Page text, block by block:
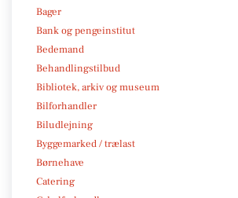
Bager
Bank og pengeinstitut
Bedemand
Behandlingstilbud
Bibliotek, arkiv og museum
Bilforhandler
Biludlejning
Byggemarked / trælast
Børnehave
Catering